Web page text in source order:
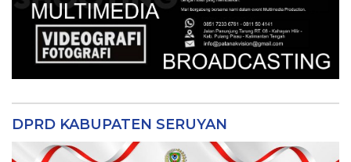
DPRD KABUPATEN SERUYAN